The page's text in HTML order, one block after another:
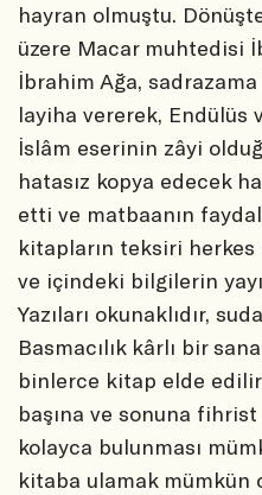
hayran olmuştu.
üzere Macar muhtedisi
İbrahim Ağa, sadrazama
layiha vererek, Endülüs
İslâm eserinin zâyi
hatasız kopya edecek
etti ve matbaanın
kitapların teksiri herkes
ve içindeki bilgilerin
Yazıları okunaklıdır,
Basmacılık kârlı bir
binlerce kitap elde
başına ve sonuna
kolayca bulunması
kitaba ulamak mümkün